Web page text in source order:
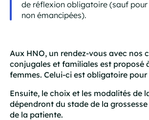
de réflexion obligatoire (sauf pour
non émancipées).
Aux HNO, un rendez-vous avec nos
conjugales et familiales est proposé
femmes. Celui-ci est obligatoire pour
Ensuite, le choix et les modalités de
dépendront du stade de la
de la patiente.